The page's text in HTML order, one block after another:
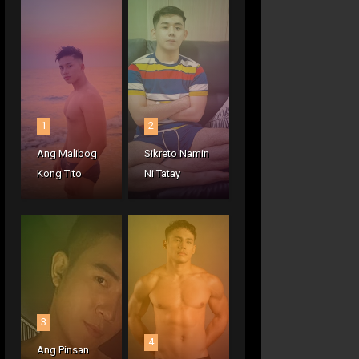
1
Ang Malibog
Kong Tito
2
Sikreto Namin
Ni Tatay
3
Ang Pinsan
4